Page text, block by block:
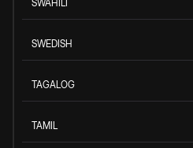
SWAHILI
SWEDISH
TAGALOG
TAMIL